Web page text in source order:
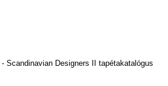
- Scandinavian Designers II tapétakatalógus